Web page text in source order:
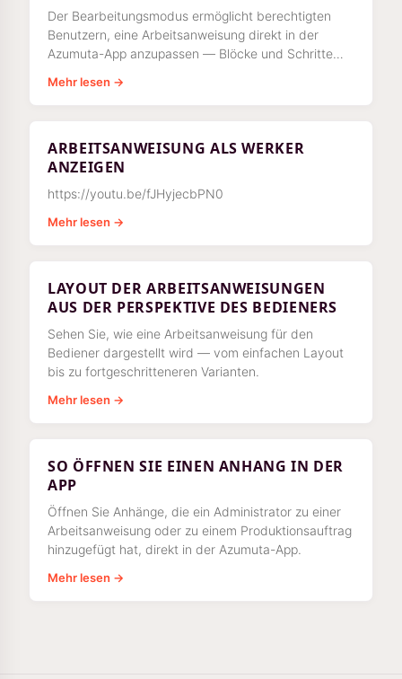
Der Bearbeitungsmodus ermöglicht berechtigten
Benutzern, eine Arbeitsanweisung direkt in der
Azumuta-App anzupassen — Blöcke und Schritte
visuelle Inhalte anzufügen — wobei die Änderungen
im Entwurf der Arbeitsanweisung übernommen
Mehr lesen →
ARBEITSANWEISUNG ALS WERKER
ANZEIGEN
https://youtu.be/fJHyjecbPN0
Mehr lesen →
LAYOUT DER ARBEITSANWEISUNGEN
AUS DER PERSPEKTIVE DES BEDIENERS
Sehen Sie, wie eine Arbeitsanweisung für den
Bediener dargestellt wird — vom einfachen Layout
bis zu fortgeschritteneren Varianten.
Mehr lesen →
SO ÖFFNEN SIE EINEN ANHANG IN DER
APP
Öffnen Sie Anhänge, die ein Administrator zu einer
Arbeitsanweisung oder zu einem Produktionsauftrag
hinzugefügt hat, direkt in der Azumuta-App.
Mehr lesen →